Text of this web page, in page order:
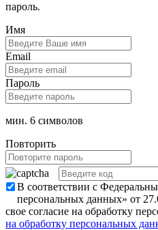
пароль.
Имя
Email
Пароль
мин. 6 символов
Повторить
В соответствии с
персональных данных» от
свое согласие на обработку
на обработку персональных